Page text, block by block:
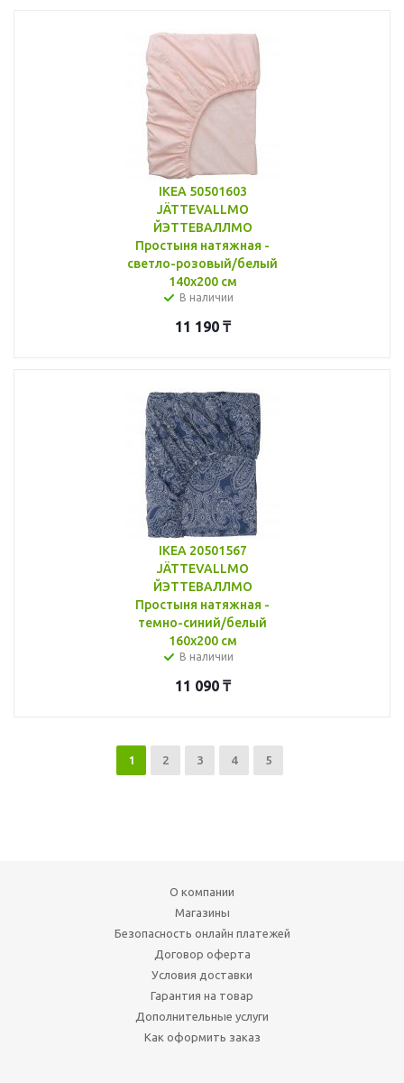
IKEA 50501603
JÄTTEVALLMO
ЙЭТТЕВАЛЛМО
Простыня натяжная -
светло-розовый/белый
140x200 см
В наличии
11 190₸
IKEA 20501567
JÄTTEVALLMO
ЙЭТТЕВАЛЛМО
Простыня натяжная -
темно-синий/белый
160x200 см
В наличии
11 090₸
1 2 3 4 5
О компании
Магазины
Безопасность онлайн платежей
Договор оферта
Условия доставки
Гарантия на товар
Дополнительные услуги
Как оформить заказ